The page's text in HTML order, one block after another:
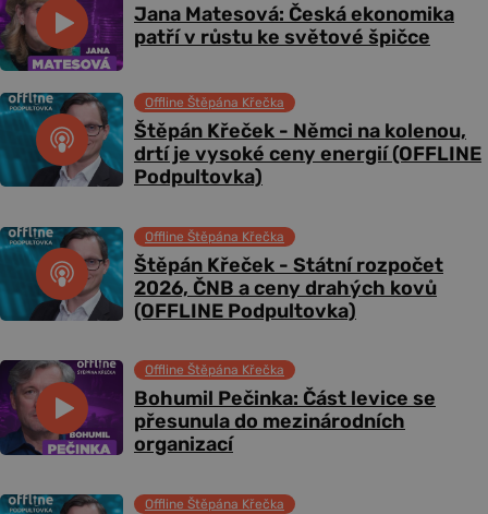
Jana Matesová: Česká ekonomika
patří v růstu ke světové špičce
Štěpán Křeček - Němci na kolenou,
drtí je vysoké ceny energií (OFFLINE
Podpultovka)
Offline Štěpána Křečka
Štěpán Křeček - Státní rozpočet
2026, ČNB a ceny drahých kovů
(OFFLINE Podpultovka)
Offline Štěpána Křečka
Bohumil Pečinka: Část levice se
přesunula do mezinárodních
organizací
Offline Štěpána Křečka
Offline Štěpána Křečka